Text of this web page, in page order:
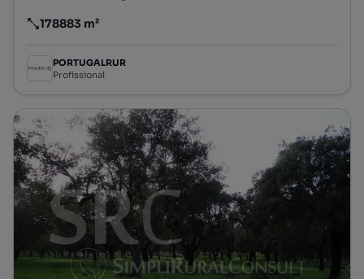
Preço por metro quadrado
178883 m²
PORTUGALRUR
Profissional